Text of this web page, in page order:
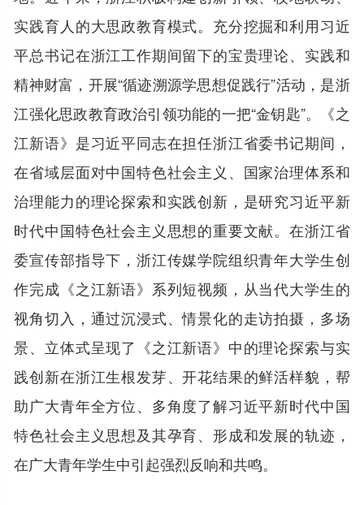
实践育人的大思政教育模式。充分挖掘和利用习近
平总书记在浙江工作期间留下的宝贵理论、实践和
精神财富，开展“循迹溯源学思想促践行”活动，是浙
江强化思政教育政治引领功能的一把“金钥匙”。《之
江新语》是习近平同志在担任浙江省委书记期间，
在省域层面对中国特色社会主义、国家治理体系和
治理能力的理论探索和实践创新，是研究习近平新
时代中国特色社会主义思想的重要文献。在浙江省
委宣传部指导下，浙江传媒学院组织青年大学生创
作完成《之江新语》系列短视频，从当代大学生的
视角切入，通过沉浸式、情景化的走访拍摄，多场
景、立体式呈现了《之江新语》中的理论探索与实
践创新在浙江生根发芽、开花结果的鲜活样貌，帮
助广大青年全方位、多角度了解习近平新时代中国
特色社会主义思想及其孕育、形成和发展的轨迹，
在广大青年学生中引起强烈反响和共鸣。